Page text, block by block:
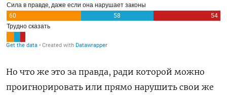
Но что же это за правда, ради которой можно
проигнорировать или прямо нарушить свои же